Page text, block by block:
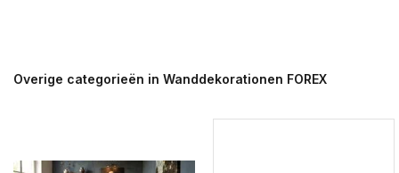
Overige categorieën in Wanddekorationen FOREX